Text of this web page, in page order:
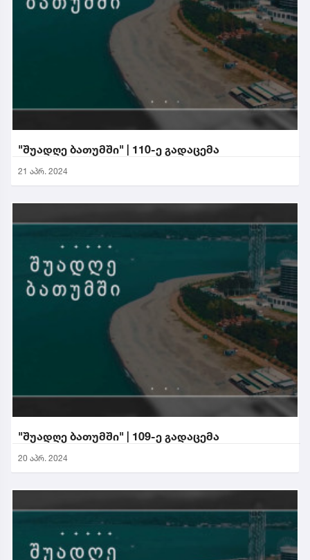
"შუადღე ბათუმში" | 110-ე გადაცემა
21 აპრ. 2024
"შუადღე ბათუმში" | 109-ე გადაცემა
20 აპრ. 2024